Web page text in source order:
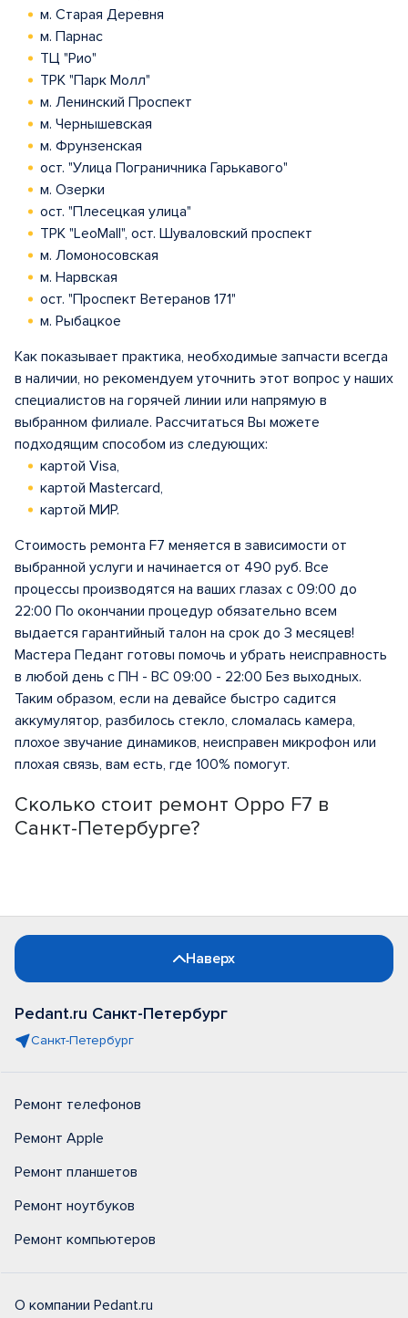
Сколько стоит ремонт Oppo F7 в
Санкт-Петербурге?
м. Старая Деревня
м. Парнас
ТЦ "Рио"
ТРК "Парк Молл"
м. Ленинский Проспект
м. Чернышевская
м. Фрунзенская
ост. "Улица Пограничника Гарькавого"
м. Озерки
ост. "Плесецкая улица"
ТРК "LeoMall", ост. Шуваловский проспект
м. Ломоносовская
м. Нарвская
ост. "Проспект Ветеранов 171"
м. Рыбацкое
Как показывает практика, необходимые запчасти всегда
в наличии, но рекомендуем уточнить этот вопрос у наших
специалистов на горячей линии или напрямую в
выбранном филиале. Рассчитаться Вы можете
подходящим способом из следующих:
картой Visa,
картой Mastercard,
картой МИР.
Стоимость ремонта F7 меняется в зависимости от
выбранной услуги и начинается от 490 руб. Все
процессы производятся на ваших глазах с 09:00 до
22:00 По окончании процедур обязательно всем
выдается гарантийный талон на срок до 3 месяцев!
Мастера Педант готовы помочь и убрать неисправность
в любой день с ПН - ВС 09:00 - 22:00 Без выходных.
Таким образом, если на девайсе быстро садится
аккумулятор, разбилось стекло, сломалась камера,
плохое звучание динамиков, неисправен микрофон или
плохая связь, вам есть, где 100% помогут.
Наверх
Pedant.ru Санкт-Петербург
Санкт-Петербург
Ремонт телефонов
Ремонт Apple
Ремонт планшетов
Ремонт ноутбуков
Ремонт компьютеров
О компании Pedant.ru